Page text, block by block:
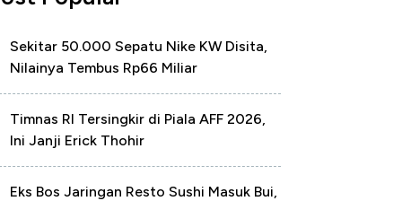
Sekitar 50.000 Sepatu Nike KW Disita,
Nilainya Tembus Rp66 Miliar
Timnas RI Tersingkir di Piala AFF 2026,
Ini Janji Erick Thohir
Eks Bos Jaringan Resto Sushi Masuk Bui,